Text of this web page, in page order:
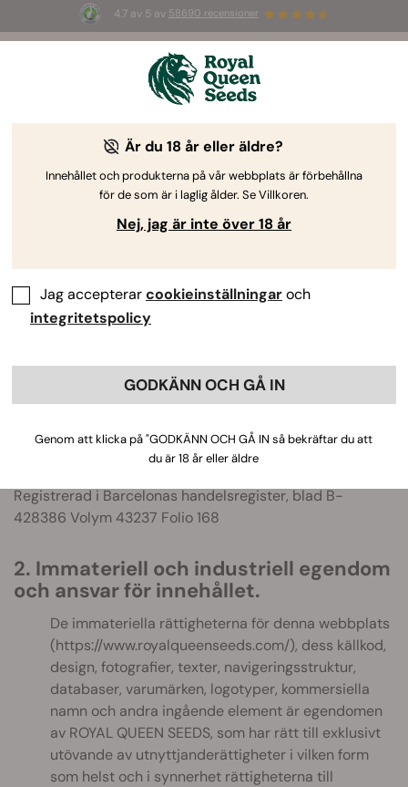
4.7 av 5 av 58690 recensioner
ummer Sales: Upp till 50 % rabatt
på utvalda produkter! ⏤
JURIDISK MEDDELANDE
Detta juridiska meddelande reglerar tillåten användning
av webbsidan https://www.royalqueenseeds.com/ enligt
1. LSSI-efterlevnad: Artikel 10 i lag nr
34/2002, den 11 juli 2002, som reglerar
informationssamhällets tjänster och
Webbplatsägare: SNORKEL SPAIN, SL (nedan kallat
"ROYAL QUEEN SEEDS").
Postnummer: 08170 Stad: Montornès del Vallès
Registrerad i Barcelonas handelsregister, blad B-
428386 Volym 43237 Folio 168
2. Immateriell och industriell egendom
och ansvar för innehållet.
De immateriella rättigheterna för denna webbplats
(https://www.royalqueenseeds.com/), dess källkod,
design, fotografier, texter, navigeringsstruktur,
databaser, varumärken, logotyper, kommersiella
namn och andra ingående element är egendomen
av ROYAL QUEEN SEEDS, som har rätt till exklusivt
utövande av utnyttjanderättigheter i vilken form
som helst och i synnerhet rättigheterna till
Är du 18 år eller äldre?
Innehållet och produkterna på vår webbplats är förbehållna
för de som är i laglig ålder. Se Villkoren.
Nej, jag är inte över 18 år
Jag accepterarcookieinställningaroch
integritetspolicy
GODKÄNN OCH GÅ IN
Genom att klicka på "GODKÄNN OCH GÅ IN så bekräftar du att
du är 18 år eller äldre